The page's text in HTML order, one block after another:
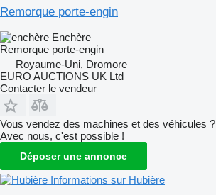
Remorque porte-engin
Enchère
Remorque porte-engin
Royaume-Uni, Dromore
EURO AUCTIONS UK Ltd
Contacter le vendeur
Vous vendez des machines et des véhicules ?
Avec nous, c'est possible !
Déposer une annonce
Informations sur Hubière